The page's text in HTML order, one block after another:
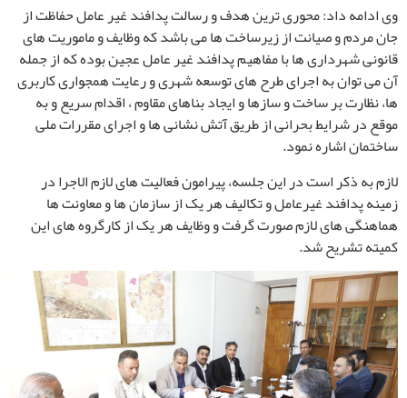
وی ادامه داد: محوری ترین هدف و رسالت پدافند غیر عامل حفاظت از
جان مردم و صیانت از زیرساخت ها می باشد که وظایف و ماموریت های
قانونی شهرداری ها با مفاهیم پدافند غیر عامل عجین بوده که از جمله
آن می توان به اجرای طرح های توسعه شهری و رعایت همجواری کاربری
ها، نظارت بر ساخت و سازها و ایجاد بناهای مقاوم ، اقدام سریع و به
موقع در شرایط بحرانی از طریق آتش نشانی ها و اجرای مقررات ملی
ساختمان اشاره نمود.
لازم به ذکر است در این جلسه، پیرامون فعالیت های لازم الاجرا در
زمینه پدافند غیرعامل و تکالیف هر یک از سازمان ها و معاونت ها
هماهنگی های لازم صورت گرفت و وظایف هر یک از کارگروه های این
کمیته تشریح شد.